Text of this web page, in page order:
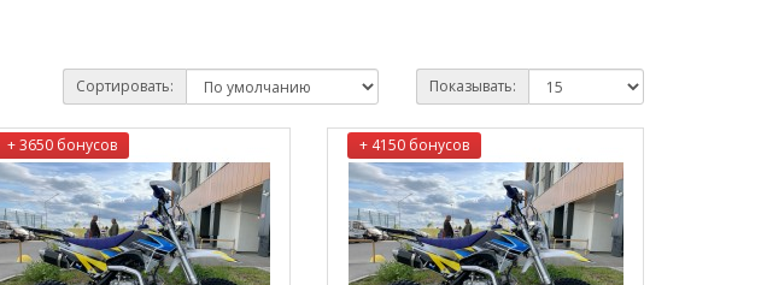
Сортировать: Показывать:
+ 3650 бонусов + 4150 бонусов